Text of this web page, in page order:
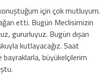
için çok mutluyum.
etti. Bugün Meclisimizin
gururluyuz. Bugün dışarı
kutlayacağız. Saat
bayraklarla, büyükelçilerim